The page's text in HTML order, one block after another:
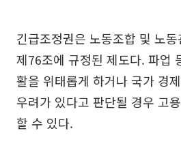
긴급조정권은 노동조합 및 노
제76조에 규정된 제도다. 파업
활을 위태롭게 하거나 국가 경
우려가 있다고 판단될 경우 고
할 수 있다.